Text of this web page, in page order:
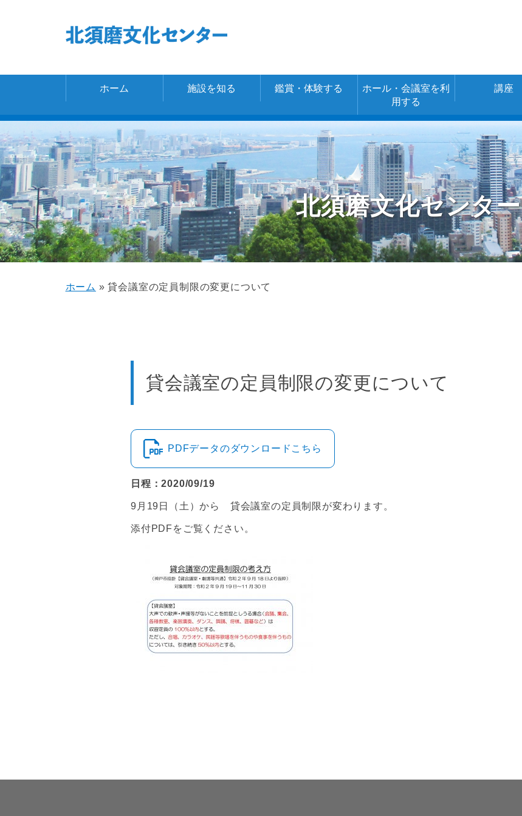
ホーム 施設を知る 鑑賞・体験する
ホール・会議室を利
用する
空き室情報・ご
予約
（あじさいネッ
ト）
施設の使用料金
講座
北須磨文化センター
ホーム »貸会議室の定員制限の変更について
貸会議室の定員制限の変更について
PDFデータのダウンロードこちら
日程：2020/09/19
9月19日（土）から 貸会議室の定員制限が変わります。
添付PDFをご覧ください。